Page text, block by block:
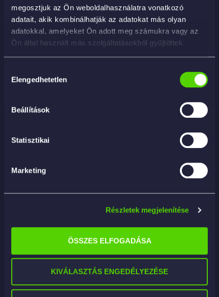
megosztjuk az Ön weboldalhasználatra vonatkozó
adatait, akik kombinálhatják az adatokat más olyan
adatokkal, amelyeket Ön adott meg számukra vagy az
Ön által használt más szolgáltatásokból gyűjtöttek.
kiválasztása
Elengedhetetlen
Beállítások
Statisztikai
Marketing
Részletek megjelenítése
ÖSSZES ELFOGADÁSA
KIVÁLASZTÁS ENGEDÉLYEZÉSE
fényét!
Kapcsolódó termékek